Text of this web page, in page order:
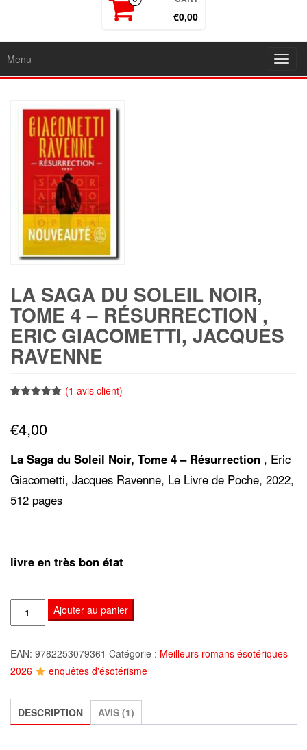
€0,00
Menu
LA SAGA DU SOLEIL NOIR,
TOME 4 – RÉSURRECTION ,
ERIC GIACOMETTI, JACQUES
RAVENNE
basé sur
notation
(1 avis client)
€4,00
La Saga du Soleil Noir, Tome 4 – Résurrection , Eric
Giacometti, Jacques Ravenne, Le Livre de Poche, 2022,
512 pages
livre en très bon état
quantité
de
Saga
du
Noir,
Tome
Ajouter au panier
EAN: 9782253079361 Catégorie : Meilleurs romans ésotériques
2026
enquêtes d'ésotérisme
DESCRIPTION AVIS (1)